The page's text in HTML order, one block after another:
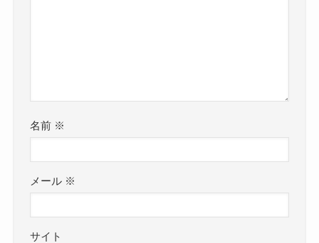
名前 ※
メール ※
サイト